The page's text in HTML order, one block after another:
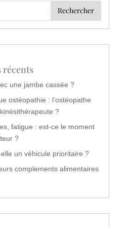
récents
une jambe cassée ?
ostéopathie : l’ostéopathe
?
fatigue : est-ce le moment
?
un véhicule prioritaire ?
complements alimentaires